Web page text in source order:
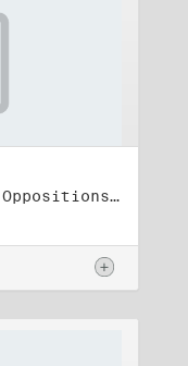
Titel: DDR-Friedens-und Oppositionsbewegung (2)